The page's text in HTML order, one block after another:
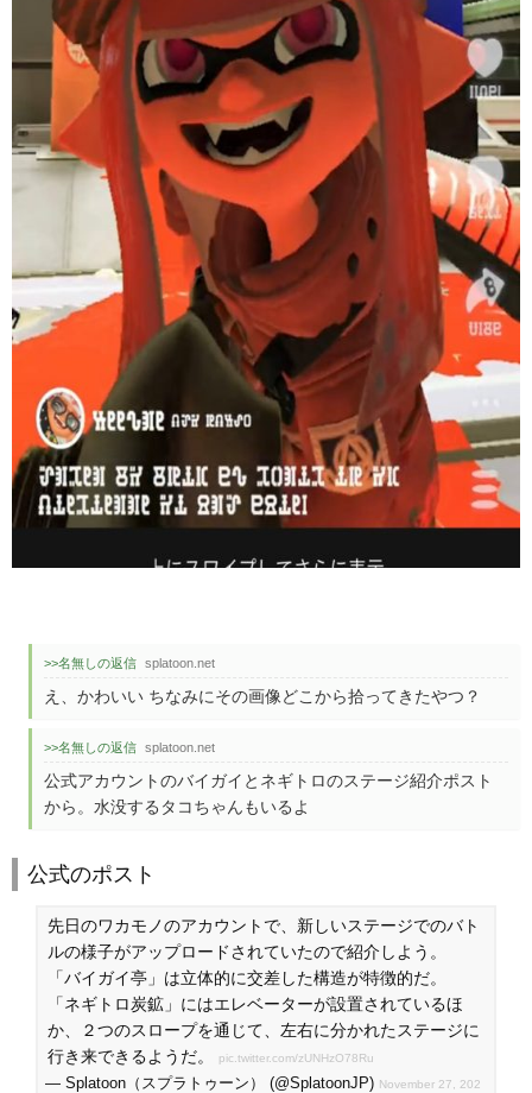
>>名無しの返信 splatoon.net
え、かわいい ちなみにその画像どこから拾ってきたやつ？
>>名無しの返信 splatoon.net
公式アカウントのバイガイとネギトロのステージ紹介ポスト
から。水没するタコちゃんもいるよ
公式のポスト
先日のワカモノのアカウントで、新しいステージでのバト
ルの様子がアップロードされていたので紹介しよう。
「バイガイ亭」は立体的に交差した構造が特徴的だ。
「ネギトロ炭鉱」にはエレベーターが設置されているほ
か、２つのスロープを通じて、左右に分かれたステージに
行き来できるようだ。
pic.twitter.com/zUNHzO78Ru
— Splatoon（スプラトゥーン） (@SplatoonJP) November 27, 202